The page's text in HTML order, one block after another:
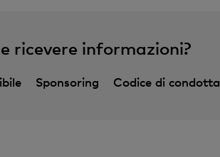
ricevere informazioni?
Sponsoring Codice di condotta